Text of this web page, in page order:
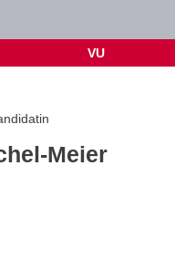
VU
Meier